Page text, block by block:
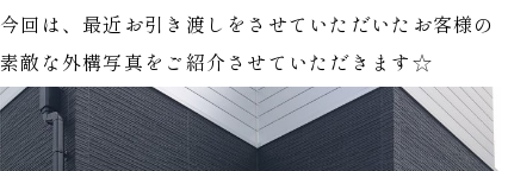
今回は、最近お引き渡しをさせていただいたお客様の
素敵な外構写真をご紹介させていただきます☆